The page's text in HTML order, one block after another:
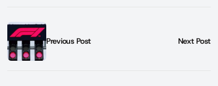
Previous Post Next Post